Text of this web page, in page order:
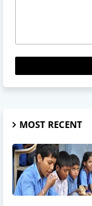
MOST RECENT